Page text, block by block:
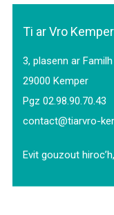
Ti ar Vro Kemper
3, plasenn ar
29000 Kemper
Pgz 02.98.90.70.43
contact@tiarvro-
Evit gouzout hiroc’h,